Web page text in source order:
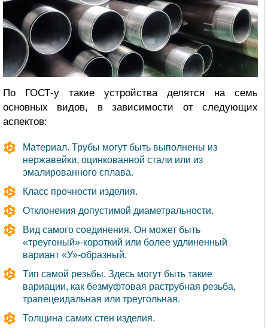
По ГОСТ-у такие устройства делятся на семь
основных видов, в зависимости от следующих
аспектов:
Материал. Трубы могут быть выполнены из
нержавейки, оцинкованной стали или из
эмалированного сплава.
Класс прочности изделия.
Отклонения допустимой диаметральности.
Вид самого соединения. Он может быть
«треугоный»-короткий или более удлиненный
вариант «У»-образный.
Тип самой резьбы. Здесь могут быть такие
вариации, как безмуфтовая раструбная резьба,
трапецеидальная или треугольная.
Толщина самих стен изделия.